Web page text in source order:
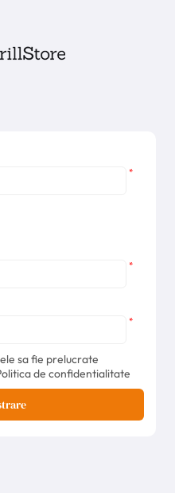
*
*
*
sa fie prelucrate
de confidentialitate